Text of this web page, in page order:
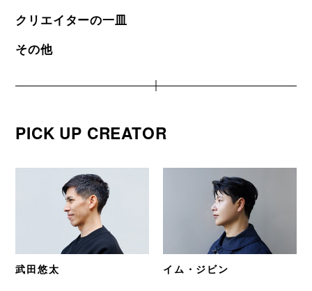
クリエイターの一皿
その他
PICK UP CREATOR
武田悠太 イム・ジビン